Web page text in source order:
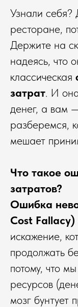
Узнали себя?
ресторане,
Держите на
надеясь, что
классическая
затрат. И
денег, а вам
разберемся,
мешает
Что такое
затратов?
Ошибка
Cost Fallacy)
искажение,
продолжать
потому, что
ресурсов
мозг бунтует